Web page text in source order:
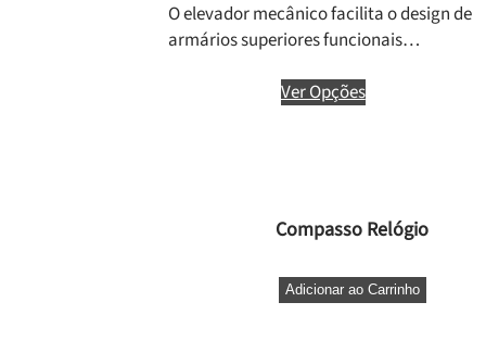
O elevador mecânico facilita o design de
armários superiores funcionais…
Ver Opções
Compasso Relógio
Adicionar ao Carrinho